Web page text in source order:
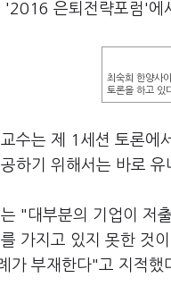
'2016 은퇴전략포럼'에
최숙희 한양사
토론을 하고 있
수는 제 1세션 토론에
하기 위해서는 바로
"대부분의 기업이 저
가지고 있지 못한 것
가 부재한다"고 지적했